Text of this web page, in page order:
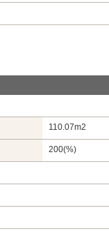
110.07m2
200(%)